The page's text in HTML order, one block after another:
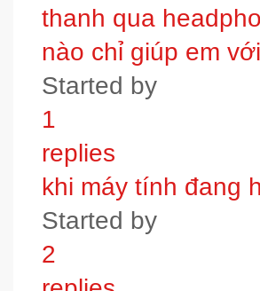
thanh qua
nào chỉ giúp em với
Started by
1
replies
khi máy tính đang
Started by
2